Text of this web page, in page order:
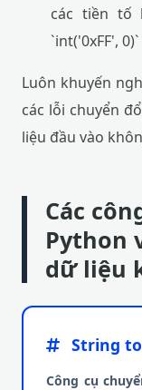
các tiền tố
`int('0xFF',
Luôn khuyến
các lỗi chuyển
liệu đầu vào
Các
Python
dữ liệu
String
Công cụ